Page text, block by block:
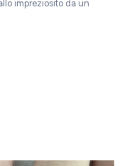
impreziosito da un